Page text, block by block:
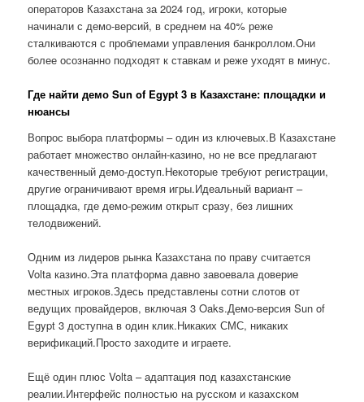
операторов Казахстана за 2024 год, игроки, которые
начинали с демо-версий, в среднем на 40% реже
сталкиваются с проблемами управления банкроллом.Они
более осознанно подходят к ставкам и реже уходят в минус.
Где найти демо Sun of Egypt 3 в Казахстане: площадки и
нюансы
Вопрос выбора платформы – один из ключевых.В Казахстане
работает множество онлайн-казино, но не все предлагают
качественный демо-доступ.Некоторые требуют регистрации,
другие ограничивают время игры.Идеальный вариант –
площадка, где демо-режим открыт сразу, без лишних
телодвижений.
Одним из лидеров рынка Казахстана по праву считается
Volta казино.Эта платформа давно завоевала доверие
местных игроков.Здесь представлены сотни слотов от
ведущих провайдеров, включая 3 Oaks.Демо-версия Sun of
Egypt 3 доступна в один клик.Никаких СМС, никаких
верификаций.Просто заходите и играете.
Ещё один плюс Volta – адаптация под казахстанские
реалии.Интерфейс полностью на русском и казахском